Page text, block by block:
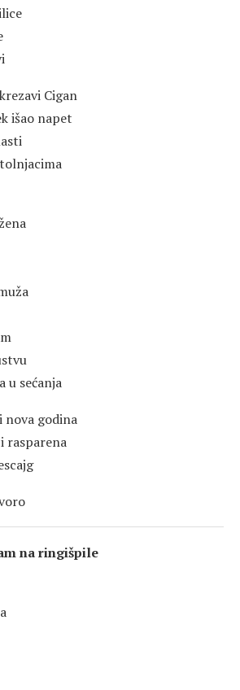
Cigan
išao napet
u sećanja
nova godina
rasparena
na ringišpile